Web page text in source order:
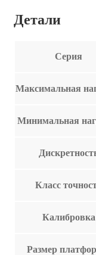
Детали
Серия
Максимальная
Минимальная
Класс
Калибровка
Размер